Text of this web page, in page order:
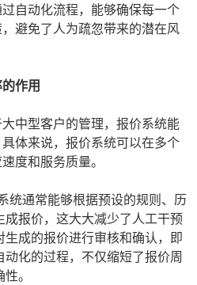
自动化流程，能够确保每一个
避免了人为疏忽带来的潜在风
作用
中型客户的管理，报价系统能
体来说，报价系统可以在多个
度和服务质量。
统通常能够根据预设的规则、历
成报价，这大大减少了人工干预
成的报价进行审核和确认，即
化的过程，不仅缩短了报价周
。